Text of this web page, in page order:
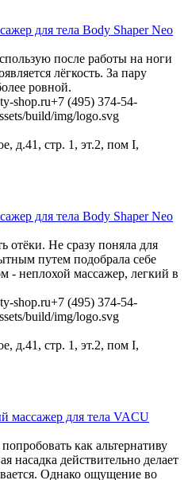
для тела Body Shaper Neo
после работы на ноги
лёгкость. За пару
ровной.
shop.ru+7 (495) 374-54-
build/img/logo.svg
д.41, стр. 1, эт.2, пом I,
для тела Body Shaper Neo
отёки. Не сразу поняла для
путем подобрала себе
неплохой массажер, легкий в
shop.ru+7 (495) 374-54-
build/img/logo.svg
д.41, стр. 1, эт.2, пом I,
массажер для тела VACU
как альтернативу
насадка действительно делает
Однако ощущение во